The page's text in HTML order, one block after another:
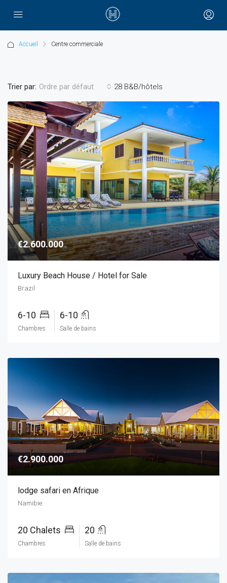
Accueil Centre commerciale
28 B&B/hôtels
Trier par: Ordre par défaut
€2.600.000
Luxury Beach House / Hotel for Sale
Brazil
6-10
Chambres
6-10
Salle de bains
€2.900.000
lodge safari en Afrique
Namibie
20 Chalets
Chambres
20
Salle de bains